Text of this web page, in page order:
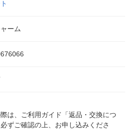
ーム
は、ご利用ガイド「返品・交換につ
ずご確認の上、お申し込みくださ